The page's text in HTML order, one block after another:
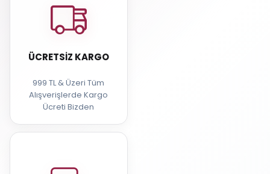
ÜCRETSIZ KARGO
999 TL & Üzeri Tüm
Alışverişlerde Kargo
Ücreti Bizden